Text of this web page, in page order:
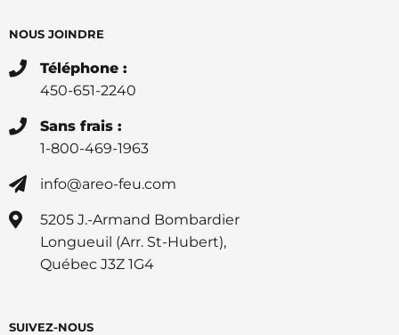
NOUS JOINDRE
Téléphone :
450-651-2240
Sans frais :
1-800-469-1963
info@areo-feu.com
5205 J.-Armand Bombardier
Longueuil (Arr. St-Hubert),
Québec J3Z 1G4
SUIVEZ-NOUS